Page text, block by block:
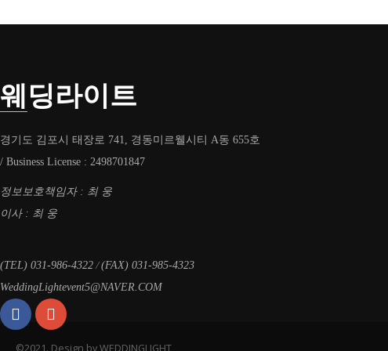
웨딩라이트
경기도 김포시 태장로 741, 경동미르웰시티 A동 655호
/ Business License : 2498701847
정보보호책임자 : 최 웅
이사 : 최 웅
(TEL) 031-986-4322/(FAX) 031-985-4323
WeddingLightevent5@NAVER.COM